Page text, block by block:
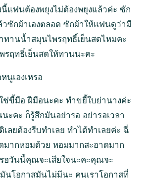
นี้แฟนต้องพยุงไม่ต้องพยุงแล้วค่ะ ซัก
วซักผ้าเองตลอด ซักผ้าให้แฟนดูว่ามี
ทานน้ำสมุนไพรฤทธิ์เย็นสดไหมคะ
รฤทธิ์เย็นสดให้ทานนะคะ
นูเองเหรอ
ขี้มือ ฝีมือนะคะ ทำขยี้ใบย่านางค่ะ
ะคะ ก็รู้สึกมันอย่ารอ อย่ารอเวลา
ลยต้องรีบทำเลย ทำได้ทำเลยค่ะ ฉี่
มากหอมด้วย หอมมากสะอาดมาก
อวันนี้คุณจะเสียใจนะคะคุณจะ
นโอกาสมันไม่มีนะ คนเราโอกาสที่